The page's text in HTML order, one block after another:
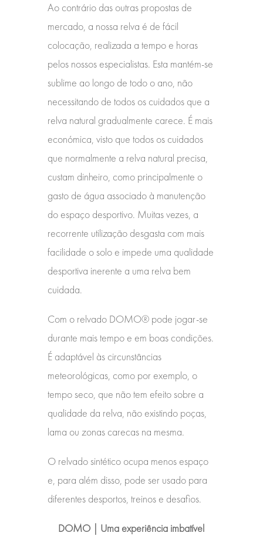
Ao contrário das outras propostas de
mercado, a nossa relva é de fácil
colocação, realizada a tempo e horas
pelos nossos especialistas. Esta mantém-se
sublime ao longo de todo o ano, não
necessitando de todos os cuidados que a
relva natural gradualmente carece. É mais
económica, visto que todos os cuidados
que normalmente a relva natural precisa,
custam dinheiro, como principalmente o
gasto de água associado à manutenção
do espaço desportivo. Muitas vezes, a
recorrente utilização desgasta com mais
facilidade o solo e impede uma qualidade
desportiva inerente a uma relva bem
cuidada.
Com o relvado DOMO® pode jogar-se
durante mais tempo e em boas condições.
É adaptável às circunstâncias
meteorológicas, como por exemplo, o
tempo seco, que não tem efeito sobre a
qualidade da relva, não existindo poças,
lama ou zonas carecas na mesma.
O relvado sintético ocupa menos espaço
e, para além disso, pode ser usado para
diferentes desportos, treinos e desafios.
DOMO | Uma experiência imbatível